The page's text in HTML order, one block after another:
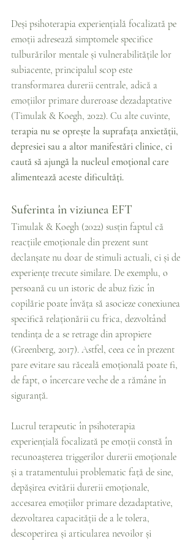
Deși psihoterapia experiențială focalizată pe
emoții adresează simptomele specifice
tulburărilor mentale și vulnerabilitățile lor
subiacente, principalul scop este
transformarea durerii centrale, adică a
emoțiilor primare dureroase dezadaptative
(Timulak & Koegh, 2022). Cu alte cuvinte,
terapia nu se oprește la suprafața anxietății,
depresiei sau a altor manifestări clinice, ci
caută să ajungă la nucleul emoțional care
alimentează aceste dificultăți.
Suferinta în viziunea EFT
Timulak & Koegh (2022) susțin faptul că
reacțiile emoționale din prezent sunt
declanșate nu doar de stimuli actuali, ci și de
experiențe trecute similare. De exemplu, o
persoană cu un istoric de abuz fizic în
copilărie poate învăța să asocieze conexiunea
specifică relaționării cu frica, dezvoltând
tendința de a se retrage din apropiere
(Greenberg, 2017). Astfel, ceea ce în prezent
pare evitare sau răceală emoțională poate fi,
de fapt, o încercare veche de a rămâne în
siguranță.
Lucrul terapeutic în psihoterapia
experiențială focalizată pe emoții constă în
recunoașterea triggerilor durerii emoționale
și a tratamentului problematic față de sine,
depășirea evitării durerii emoționale,
accesarea emoțiilor primare dezadaptative,
dezvoltarea capacității de a le tolera,
descoperirea și articularea nevoilor și